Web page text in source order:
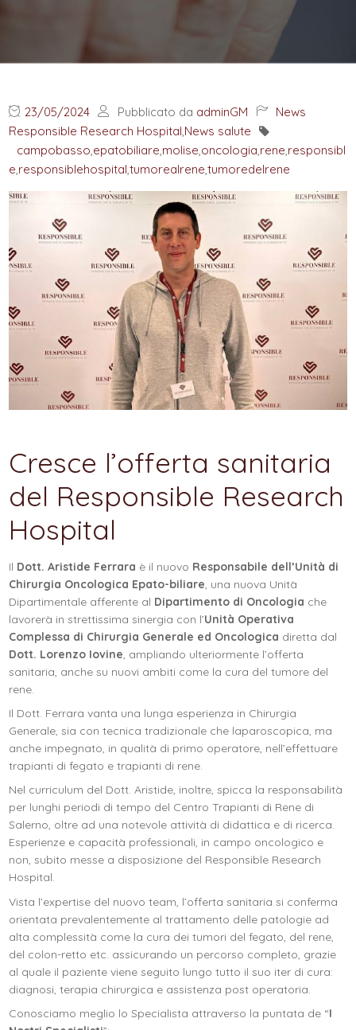
23/05/2024 Pubblicato da adminGM
News
Responsible Research Hospital News salute
campobasso epatobiliare molise oncologia rene responsibl
e responsiblehospital ,tumorealrene ,tumoredelrene
Cresce l’offerta sanitaria
del Responsible Research
Hospital
Il Dott. Aristide Ferrara è il nuovo Responsabile dell’Unità di
Chirurgia Oncologica Epato-biliare, una nuova Unità
Dipartimentale afferente al Dipartimento di Oncologia che
lavorerà in strettissima sinergia con l’Unità Operativa
Complessa di Chirurgia Generale ed Oncologica diretta dal
Dott. Lorenzo Iovine, ampliando ulteriormente l’offerta
sanitaria, anche su nuovi ambiti come la cura del tumore del
rene.
Il Dott. Ferrara vanta una lunga esperienza in Chirurgia
Generale, sia con tecnica tradizionale che laparoscopica, ma
anche impegnato, in qualità di primo operatore, nell’effettuare
trapianti di fegato e trapianti di rene.
Nel curriculum del Dott. Aristide, inoltre, spicca la responsabilità
per lunghi periodi di tempo del Centro Trapianti di Rene di
Salerno, oltre ad una notevole attività di didattica e di ricerca.
Esperienze e capacità professionali, in campo oncologico e
non, subito messe a disposizione del Responsible Research
Hospital.
Vista l’expertise del nuovo team, l’offerta sanitaria si conferma
orientata prevalentemente al trattamento delle patologie ad
alta complessità come la cura dei tumori del fegato, del rene,
del colon-retto etc. assicurando un percorso completo, grazie
al quale il paziente viene seguito lungo tutto il suo iter di cura:
diagnosi, terapia chirurgica e assistenza post operatoria.
Conosciamo meglio lo Specialista attraverso la puntata de “I